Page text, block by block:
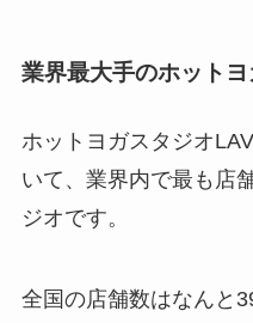
業界最大手のホット
ホットヨガスタジオ
いて、業界内で最も店
ジオです。
全国の店舗数はなんと